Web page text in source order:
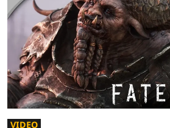
VIDEO